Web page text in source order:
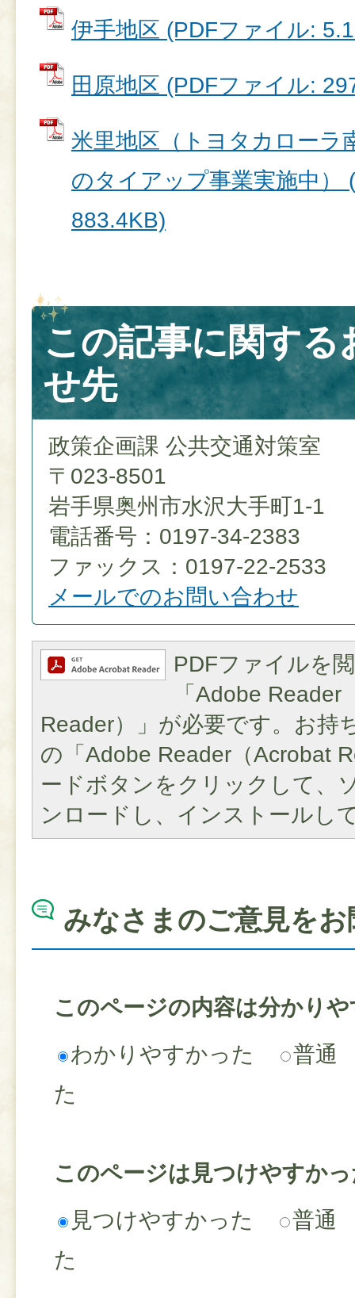
伊手地区 (PDFファイル:
田原地区 (PDFファイル:
米里地区（トヨタカローラ
のタイアップ事業実施中）
883.4KB)
この記事に関する
せ先
政策企画課 公共交通対策室
〒023-8501
岩手県奥州市水沢大手町1-1
電話番号：0197-34-2383
ファックス：0197-22-2533
メールでのお問い合わせ
PDFファイルを
「Adobe Reader
Reader）」が必要です。お持
の「Adobe Reader（Acrobat
ードボタンをクリックして、
ンロードし、インストールし
みなさまのご意見を
このページの内容は分かり
わかりやすかった
普通
た
このページは見つけやすか
見つけやすかった
普通
た